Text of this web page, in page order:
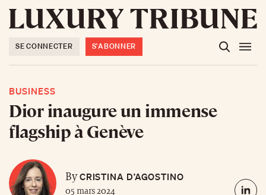
SE CONNECTER S'ABONNER
BUSINESS
Dior inaugure un immense
flagship à Genève
ByCRISTINA D’AGOSTINO
05 mars 2024